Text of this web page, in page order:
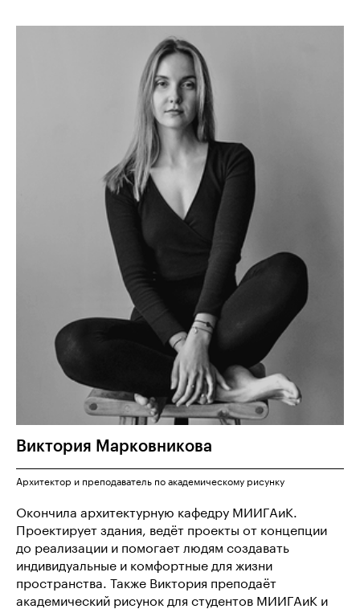
Виктория Марковникова
Архитектор и преподаватель по академическому рисунку
Окончила архитектурную кафедру МИИГАиК.
Проектирует здания, ведёт проекты от концепции
до реализации и помогает людям создавать
индивидуальные и комфортные для жизни
пространства. Также Виктория преподаёт
академический рисунок для студентов МИИГАиК и